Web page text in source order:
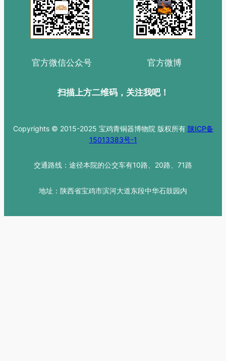
官方微信公众号 官方微博
扫描上方二维码，关注我吧！
Copyrights © 2015-2025 宝鸡青铜器博物院 版权所有 陕ICP备
15013383号-1
交通路线：途径本院的公交车有10路、20路、71路
地址：陕西省宝鸡市滨河大道东段中华石鼓园内